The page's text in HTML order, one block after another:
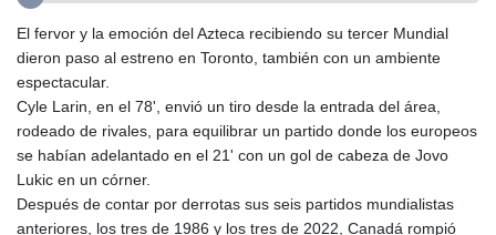
GBP 0.740965
GEL 2.61504
GHS 11.76039
GIP 0.743241
GMD 73.503851
8775.000355
GTQ 7.628986
El fervor y la emoción del Azteca recibiendo su tercer Mundial
dieron paso al estreno en Toronto, también con un ambiente
espectacular.
Cyle Larin, en el 78', envió un tiro desde la entrada del área,
rodeado de rivales, para equilibrar un partido donde los europeos
se habían adelantado en el 21' con un gol de cabeza de Jovo
Lukic en un córner.
Después de contar por derrotas sus seis partidos mundialistas
anteriores, los tres de 1986 y los tres de 2022, Canadá rompió